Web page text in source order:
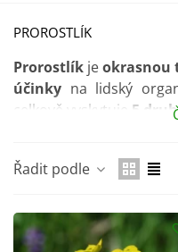
PROROSTLÍK
Prorostlík jeokrasnou
účinky na lidský
celkově vyskytuje 5
rostliny. Ten má
Rostlinu dále lze
květinových vazbách
Řadit podle